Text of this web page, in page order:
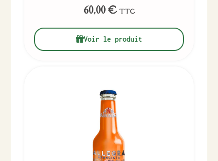
60,00€ TTC
Voir le produit